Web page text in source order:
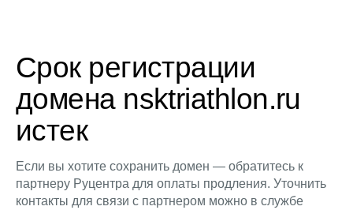
Срок регистрации
домена nsktriathlon.ru
истек
Если вы хотите сохранить домен — обратитесь к
партнеру Руцентра для оплаты продления. Уточнить
контакты для связи с партнером можно в службе